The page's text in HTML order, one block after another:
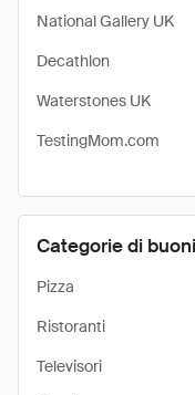
National Gallery UK
Decathlon
Waterstones UK
TestingMom.com
Categorie di buoni
Pizza
Ristoranti
Televisori